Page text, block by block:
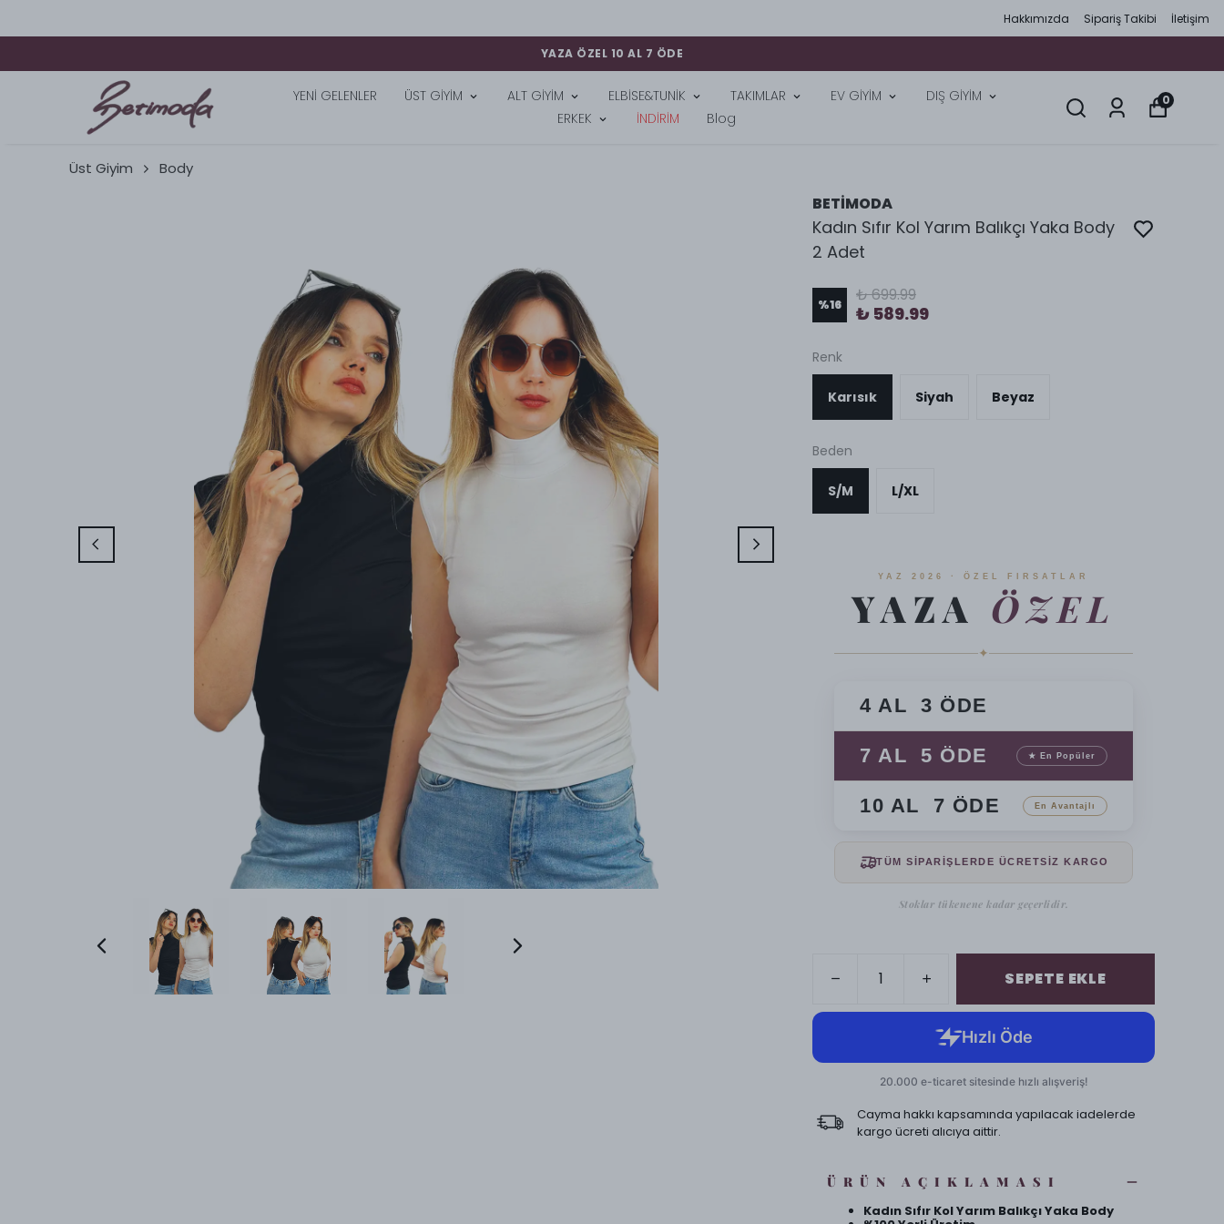
Hakkımızda Sipariş Takibi İletişim
YAZA ÖZEL 10 AL 7 ÖDE
YENİ GELENLER ÜST GİYİM ALT GİYİM ELBİSE&TUNİK TAKIMLAR EV GİYİM
DIŞ GİYİM
ERKEK
İNDİRİM Blog
0
Üst Giyim Body
BETİMODA
Kadın Sıfır Kol Yarım Balıkçı Yaka Body
2 Adet
%16 ₺ 699.99
₺ 589.99
Renk
Karısık Siyah Beyaz
Beden
S/M L/XL
YAZ 2026 · ÖZEL FIRSATLAR
YAZA ÖZEL
✦
4 AL 3 ÖDE
7 AL 5 ÖDE ★ En Popüler
10 AL 7 ÖDE En Avantajlı
TÜM SİPARİŞLERDE ÜCRETSİZ KARGO
Stoklar tükenene kadar geçerlidir.
SEPETE EKLE
Cayma hakkı kapsamında yapılacak iadelerde
kargo ücreti alıcıya aittir.
ÜRÜN AÇIKLAMASI
Kadın Sıfır Kol Yarım Balıkçı Yaka Body